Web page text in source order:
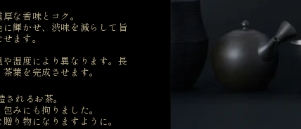
な香味とコク。
輝かせ、渋味を減らして旨
ます。
湿度により異なります。長
葉を完成させます。
れるお茶。
みにも拘りました。
り物になりますように。